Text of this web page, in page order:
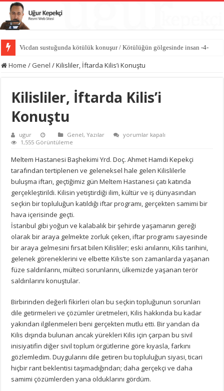
Vicdan sustuğunda kötülük konuşur / Kötülüğün gölgesinde insan -4-
Home / Genel /Kilisliler, İftarda Kilis’i Konuştu
Kilisliler, İftarda Kilis’i
Konuştu
ugur Genel,Yazılar
Kilisliler,
Konuştu
için
yorumlar kapalı
1,555 Görüntüleme
Meltem Hastanesi Başhekimi Yrd. Doç. Ahmet Hamdi Kepekçi
tarafından tertiplenen ve geleneksel hale gelen Kilislilerle
buluşma iftarı, geçtiğimiz gün Meltem Hastanesi çatı katında
gerçekleştirildi. Kilisin yetiştirdiği ilim, kültür ve iş dünyasından
seçkin bir topluluğun katıldığı iftar programı, gerçekten samimi bir
hava içerisinde geçti.
İstanbul gibi yoğun ve kalabalık bir şehirde yaşamanın gereği
olarak bir araya gelmekte zorluk çeken, iftar programı sayesinde
bir araya gelmesini fırsat bilen Kilisliler; eski anılarını, Kilis tarihini,
gelenek göreneklerini ve elbette Kilis’te son zamanlarda yaşanan
füze saldırılarını, mülteci sorunlarını, ülkemizde yaşanan terör
saldırılarını konuştular.
Birbirinden değerli fikirleri olan bu seçkin topluğunun sorunları
dile getirmeleri ve çözümler üretmeleri, Kilis hakkında bu kadar
yakından ilgilenmeleri beni gerçekten mutlu etti. Bir yandan da
Kilis dışında bulunan ancak yürekleri Kilis için çarpan bu sivil
inisiyatifin diğer sivil toplum örgütlerine göre kıyasla, farkını
gözlemledim. Duygularını dile getiren bu topluluğun siyasi, ticari
hiçbir rant beklentisi taşımadığından; daha gerçekçi ve daha
samimi çözümlerden yana olduklarını gördüm.